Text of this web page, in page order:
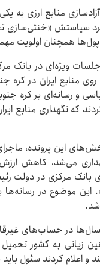
آزادسازی منابع ارزی
سیاستش «خنثی‌سازی
پول‌ها همچنان اولویت
ویژه‌ای در بانک
منابع ایران در کره
و رسانه‌ای بر کره
که نگهداری
این پرونده،
می‌شد، کاهش ارزش
بانک مرکزی در دولت
این موضوع در
شد.
سال‌ها در حساب‌های
زیانی به کشور
اعلام کردند سئول